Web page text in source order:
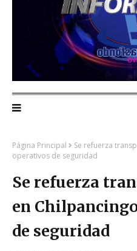
Página Principal
Se refuerza
operativos de seguridad
Se refuerza
en
de seguridad